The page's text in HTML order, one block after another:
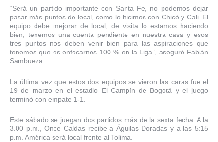
“Será un partido importante con Santa Fe, no podemos dejar
pasar más puntos de local, como lo hicimos con Chicó y Cali. El
equipo debe mejorar de local, de visita lo estamos haciendo
bien, tenemos una cuenta pendiente en nuestra casa y esos
tres puntos nos deben venir bien para las aspiraciones que
tenemos que es enfocarnos 100 % en la Liga”, aseguró Fabián
Sambueza.
La última vez que estos dos equipos se vieron las caras fue el
19 de marzo en el estadio El Campín de Bogotá y el juego
terminó con empate 1-1.
Este sábado se juegan dos partidos más de la sexta fecha. A la
3.00 p.m., Once Caldas recibe a Águilas Doradas y a las 5:15
p.m. América será local frente al Tolima.